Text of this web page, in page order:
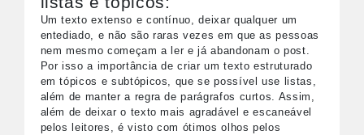
Um texto extenso e contínuo, deixar qualquer um
entediado, e não são raras vezes em que as pessoas
nem mesmo começam a ler e já abandonam o post.
Por isso a importância de criar um texto estruturado
em tópicos e subtópicos, que se possível use listas,
além de manter a regra de parágrafos curtos. Assim,
além de deixar o texto mais agradável e escaneável
pelos leitores, é visto com ótimos olhos pelos